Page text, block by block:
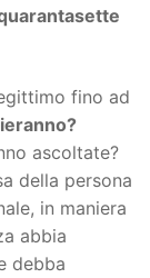
fino ad
ascoltate?
della persona
in maniera
abbia
debba